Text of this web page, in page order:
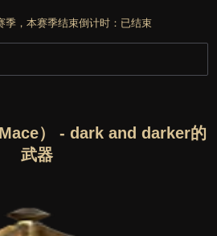
季，本赛季结束倒计时： 已结束
） - dark and darker的
武器